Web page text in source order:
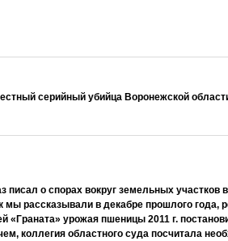
серийный убийца Воронежской
писал о спорах вокруг земельных
мы рассказывали в декабре прошлого года,
«Граната» урожая пшеницы 2011 г.
коллегия областного суда посчитала